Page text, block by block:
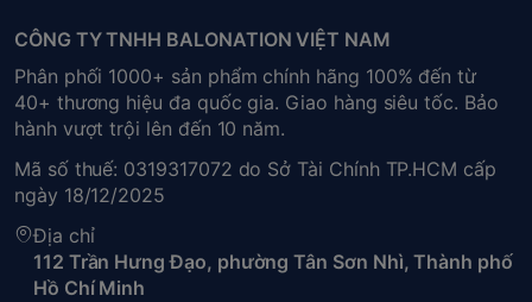
CÔNG TY TNHH BALONATION VIỆT NAM
Phân phối 1000+ sản phẩm chính hãng 100% đến từ
40+ thương hiệu đa quốc gia. Giao hàng siêu tốc. Bảo
hành vượt trội lên đến 10 năm.
Mã số thuế: 0319317072 do Sở Tài Chính TP.HCM cấp
ngày 18/12/2025
Địa chỉ
112 Trần Hưng Đạo, phường Tân Sơn Nhì, Thành phố
Hồ Chí Minh